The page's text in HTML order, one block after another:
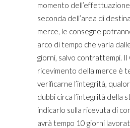
momento
seconda dell’area di
merce, le consegne
arco di tempo che varia
giorni, salvo contrattempi. Il
ricevimento della merce è
verificarne l’integrità,
dubbi circa l’integrità della
indicarlo sulla ricevuta di
avrà tempo 10 giorni